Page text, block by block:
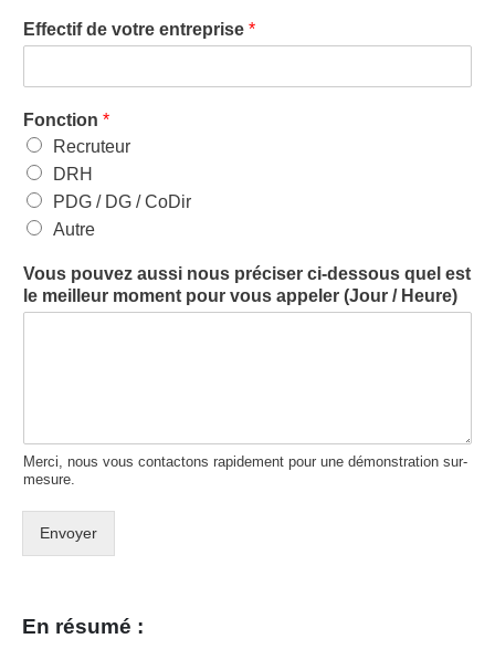
Effectif de votre entreprise *
Fonction *
Recruteur
DRH
PDG / DG / CoDir
Autre
Vous pouvez aussi nous préciser ci-dessous quel est
le meilleur moment pour vous appeler (Jour / Heure)
Merci, nous vous contactons rapidement pour une démonstration sur-
mesure.
Envoyer
En résumé :